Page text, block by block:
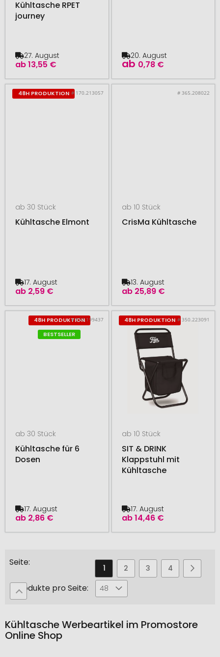
Kühltasche RPET
journey
ab13,55 €
27. August
ab 0,78 €
20. August
48H PRODUKTION # 170.213057
ab 30 Stück
Kühltasche Elmont
ab 2,59 €
17. August
# 365.208022
ab 10 Stück
CrisMa Kühltasche
ab 25,89 €
13. August
48H PRODUKTION
BESTSELLER
# 550.199437
ab 30 Stück
Kühltasche für 6
Dosen
ab 2,86 €
17. August
48H PRODUKTION # 350.223091
ab 10 Stück
SIT & DRINK
Klappstuhl mit
Kühltasche
ab14,46 €
17. August
Seite
Sie
lesen
gerade
Seite
1 Seite
2 Seite
3 Seite
4 Seite
5
Produkte pro Seite: 48
Kühltasche Werbeartikel im Promostore
Online Shop